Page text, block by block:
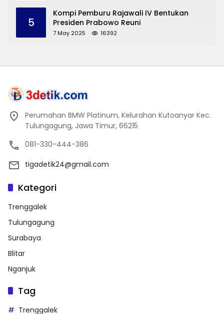
5
Kompi Pemburu Rajawali IV Bentukan
Presiden Prabowo Reuni
7 May 2025 16392
Perumahan BMW Platinum, Kelurahan Kutoanyar Kec.
Tulungagung, Jawa Timur, 66215
081-330-444-386
tigadetik24@gmail.com
Kategori
Trenggalek
Tulungagung
Surabaya
Blitar
Nganjuk
Tag
Trenggalek